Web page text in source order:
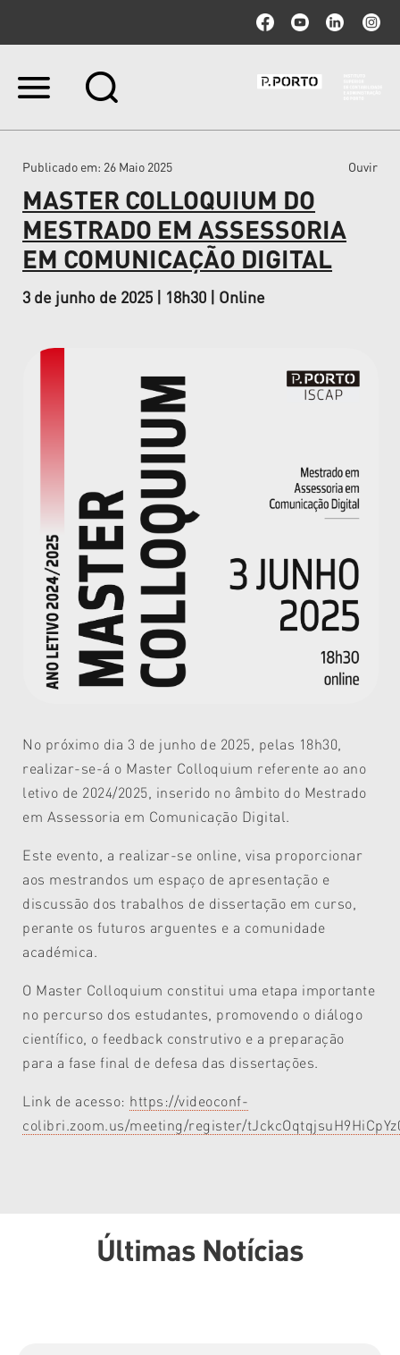
Ir
Ir
navegação
Publicado em: 26 Maio 2025 Ouvir
MASTER COLLOQUIUM DO
MESTRADO EM ASSESSORIA
EM COMUNICAÇÃO DIGITAL
3 de junho de 2025 | 18h30 | Online
No próximo dia 3 de junho de 2025, pelas 18h30,
realizar-se-á o Master Colloquium referente ao ano
letivo de 2024/2025, inserido no âmbito do Mestrado
em Assessoria em Comunicação Digital.
Este evento, a realizar-se online, visa proporcionar
aos mestrandos um espaço de apresentação e
discussão dos trabalhos de dissertação em curso,
perante os futuros arguentes e a comunidade
académica.
O Master Colloquium constitui uma etapa importante
no percurso dos estudantes, promovendo o diálogo
científico, o feedback construtivo e a preparação
para a fase final de defesa das dissertações.
Link de acesso: https://videoconf-
colibri.zoom.us/meeting/register/
Últimas Notícias